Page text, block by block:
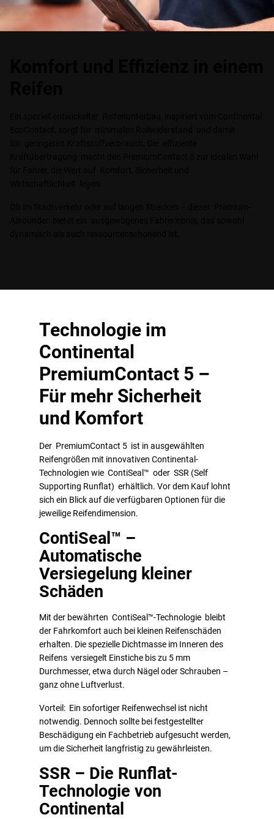
Technologie im
Continental
PremiumContact 5 –
Für mehr Sicherheit
und Komfort
Der PremiumContact 5 ist in ausgewählten
Reifengrößen mit innovativen Continental-
Technologien wie ContiSeal™ oder SSR (Self
Supporting Runflat) erhältlich. Vor dem Kauf lohnt
sich ein Blick auf die verfügbaren Optionen für die
jeweilige Reifendimension.
ContiSeal™ –
Automatische
Versiegelung kleiner
Schäden
Mit der bewährten ContiSeal™-Technologie bleibt
der Fahrkomfort auch bei kleinen Reifenschäden
erhalten. Die spezielle Dichtmasse im Inneren des
Reifens versiegelt Einstiche bis zu 5 mm
Durchmesser, etwa durch Nägel oder Schrauben –
ganz ohne Luftverlust.
Vorteil: Ein sofortiger Reifenwechsel ist nicht
notwendig. Dennoch sollte bei festgestellter
Beschädigung ein Fachbetrieb aufgesucht werden,
um die Sicherheit langfristig zu gewährleisten.
SSR – Die Runflat-
Technologie von
Continental